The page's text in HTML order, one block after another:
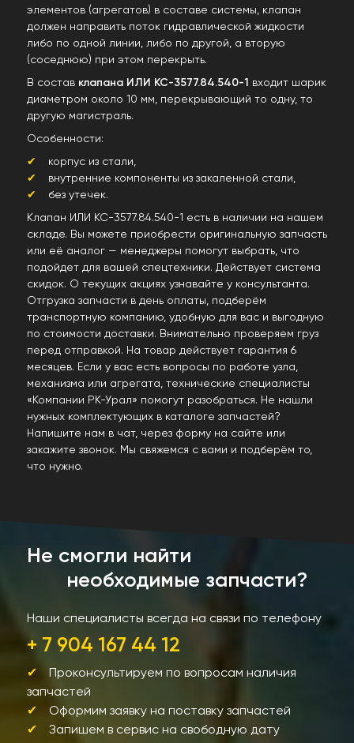
элементов (агрегатов) в составе системы, клапан
должен направить поток гидравлической жидкости
либо по одной линии, либо по другой, а вторую
(соседнюю) при этом перекрыть.
В состав клапана ИЛИ КС-3577.84.540-1 входит шарик
диаметром около 10 мм, перекрывающий то одну, то
другую магистраль.
Особенности:
корпус из стали,
внутренние компоненты из закаленной стали,
без утечек.
Клапан ИЛИ КС-3577.84.540-1 есть в наличии на нашем
складе. Вы можете приобрести оригинальную запчасть
или её аналог — менеджеры помогут выбрать, что
подойдет для вашей спецтехники. Действует система
скидок. О текущих акциях узнавайте у консультанта.
Отгрузка запчасти в день оплаты, подберём
транспортную компанию, удобную для вас и выгодную
по стоимости доставки. Внимательно проверяем груз
перед отправкой. На товар действует гарантия 6
месяцев. Если у вас есть вопросы по работе узла,
механизма или агрегата, технические специалисты
«Компании РК-Урал» помогут разобраться. Не нашли
нужных комплектующих в каталоге запчастей?
Напишите нам в чат, через форму на сайте или
закажите звонок. Мы свяжемся с вами и подберём то,
что нужно.
Не смогли найти
необходимые запчасти?
Наши специалисты всегда на связи по телефону
+ 7 904 167 44 12
Проконсультируем по вопросам наличия
запчастей
Оформим заявку на поставку запчастей
Запишем в сервис на свободную дату